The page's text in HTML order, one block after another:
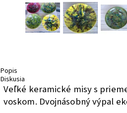
Popis
Diskusia
Veľké keramické misy s
voskom. Dvojnásobný výpal